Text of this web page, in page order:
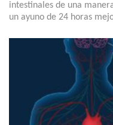
intestinales de una
un ayuno de 24 horas